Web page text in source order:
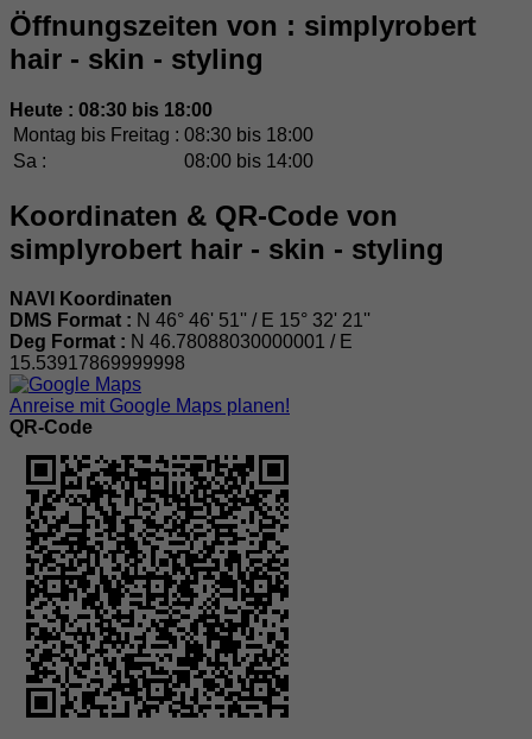
Öffnungszeiten von : simplyrobert
hair - skin - styling
Heute : 08:30 bis 18:00
Montag bis Freitag : 08:30 bis 18:00
Sa :
08:00 bis 14:00
Koordinaten & QR-Code von
simplyrobert hair - skin - styling
NAVI Koordinaten
DMS Format : N 46° 46' 51'' / E 15° 32' 21''
Deg Format : N 46.78088030000001 / E
15.53917869999998
Anreise mit Google Maps planen!
QR-Code